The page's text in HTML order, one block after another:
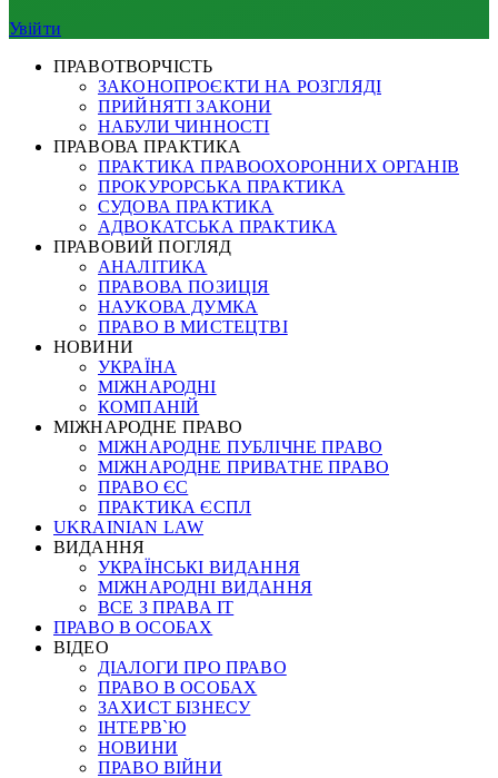
Увійти
ПРАВОТВОРЧІСТЬ
ЗАКОНОПРОЄКТИ НА РОЗГЛЯДІ
ПРИЙНЯТІ ЗАКОНИ
НАБУЛИ ЧИННОСТІ
ПРАВОВА ПРАКТИКА
ПРАКТИКА ПРАВООХОРОННИХ ОРГАНІВ
ПРОКУРОРСЬКА ПРАКТИКА
СУДОВА ПРАКТИКА
АДВОКАТСЬКА ПРАКТИКА
ПРАВОВИЙ ПОГЛЯД
АНАЛІТИКА
ПРАВОВА ПОЗИЦІЯ
НАУКОВА ДУМКА
ПРАВО В МИСТЕЦТВІ
НОВИНИ
УКРАЇНА
МІЖНАРОДНІ
КОМПАНІЙ
МІЖНАРОДНЕ ПРАВО
МІЖНАРОДНЕ ПУБЛІЧНЕ ПРАВО
МІЖНАРОДНЕ ПРИВАТНЕ ПРАВО
ПРАВО ЄС
ПРАКТИКА ЄСПЛ
UKRAINIAN LAW
ВИДАННЯ
УКРАЇНСЬКІ ВИДАННЯ
МІЖНАРОДНІ ВИДАННЯ
ВСЕ З ПРАВА ІТ
ПРАВО В ОСОБАХ
ВІДЕО
ДІАЛОГИ ПРО ПРАВО
ПРАВО В ОСОБАХ
ЗАХИСТ БІЗНЕСУ
ІНТЕРВ`Ю
НОВИНИ
ПРАВО ВІЙНИ